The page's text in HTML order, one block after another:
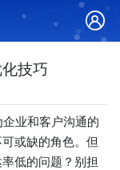
技巧
业和客户沟通的
或缺的角色。但
低的问题？别担